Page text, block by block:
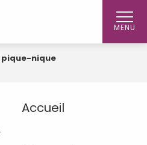
MENU
Accueil
pique-nique